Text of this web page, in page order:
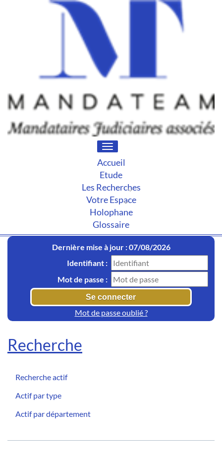
Toggle
navigation
Accueil
Etude
Les Recherches
Votre Espace
Holophane
Glossaire
Dernière mise à jour : 07/08/2026
Identifiant :
Mot de passe :
Mot de passe oublié ?
Recherche
Recherche actif
Actif par type
Actif par département